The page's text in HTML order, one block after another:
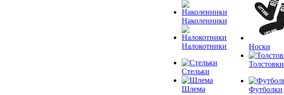
Наколенники
Налокотники
Стельки
Шлема
Носки
Толстовки
Футболки